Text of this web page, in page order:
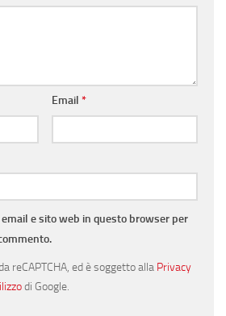
Email *
e sito web in questo browser per
reCAPTCHA, ed è soggetto alla Privacy
di Google.